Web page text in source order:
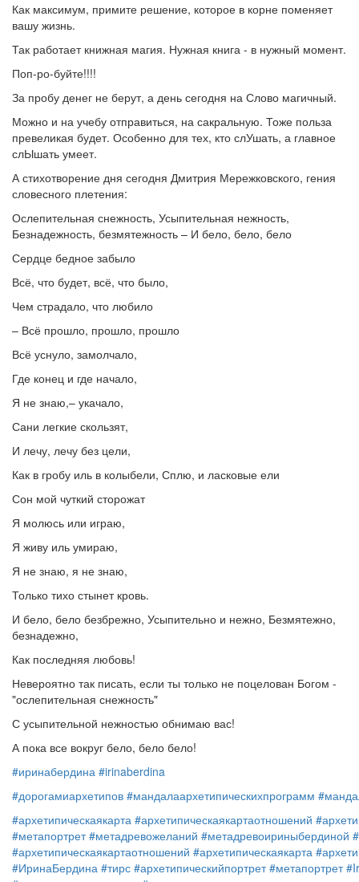
Как максимум, примите решение, которое в корне поменяет
вашу жизнь.
Так работает книжная магия. Нужная книга - в нужный момент.
Поп-ро-буйте!!!!
За пробу денег не берут, а день сегодня на Слово магичный.
Можно и на учебу отправиться, на сакральную. Тоже польза
превеликая будет. Особенно для тех, кто слУшать, а главное
слЫшать умеет.
А стихотворение дня сегодня Дмитрия Мережковского, гения
словесного плетения:
Ослепительная снежность, Усыпительная нежность,
Безнадежность, безмятежность – И бело, бело, бело
Сердце бедное забыло
Всё, что будет, всё, что было,
Чем страдало, что любило
– Всё прошло, прошло, прошло
Всё уснуло, замолчало,
Где конец и где начало,
Я не знаю,– укачало,
Сани легкие скользят,
И лечу, лечу без цели,
Как в гробу иль в колыбели, Сплю, и ласковые ели
Сон мой чуткий сторожат
Я молюсь или играю,
Я живу иль умираю,
Я не знаю, я не знаю,
Только тихо стынет кровь.
И бело, бело безбрежно, Усыпительно и нежно, Безмятежно,
безнадежно,
Как последняя любовь!
Невероятно так писать, если ты только не поцелован Богом -
"ослепительная снежность"
С усыпительной нежностью обнимаю вас!
А пока все вокруг бело, бело бело!
#иринабердина #irinaberdina
#дорогамиархетипов #мандалаархетипическихпрограмм
#архетипическаякарта #архетипическаякартаотношений
#метапортрет #метадревожеланий #метадревоириныбердиной
#архетипическаякартаотношений #архетипическаякарта
#ИринаБердина #тирс #архетипическийпортрет #метапортрет